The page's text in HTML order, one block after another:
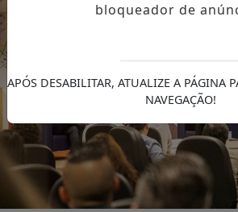
bloqueador de
APÓS DESABILITAR, ATUALIZE A PÁGINA
NAVEGAÇÃO!